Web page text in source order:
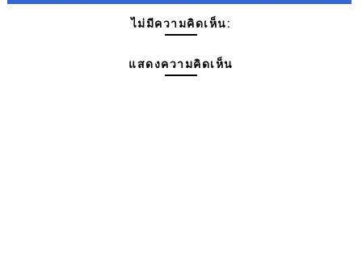
ไม่มีความคิดเห็น:
แสดงความคิดเห็น